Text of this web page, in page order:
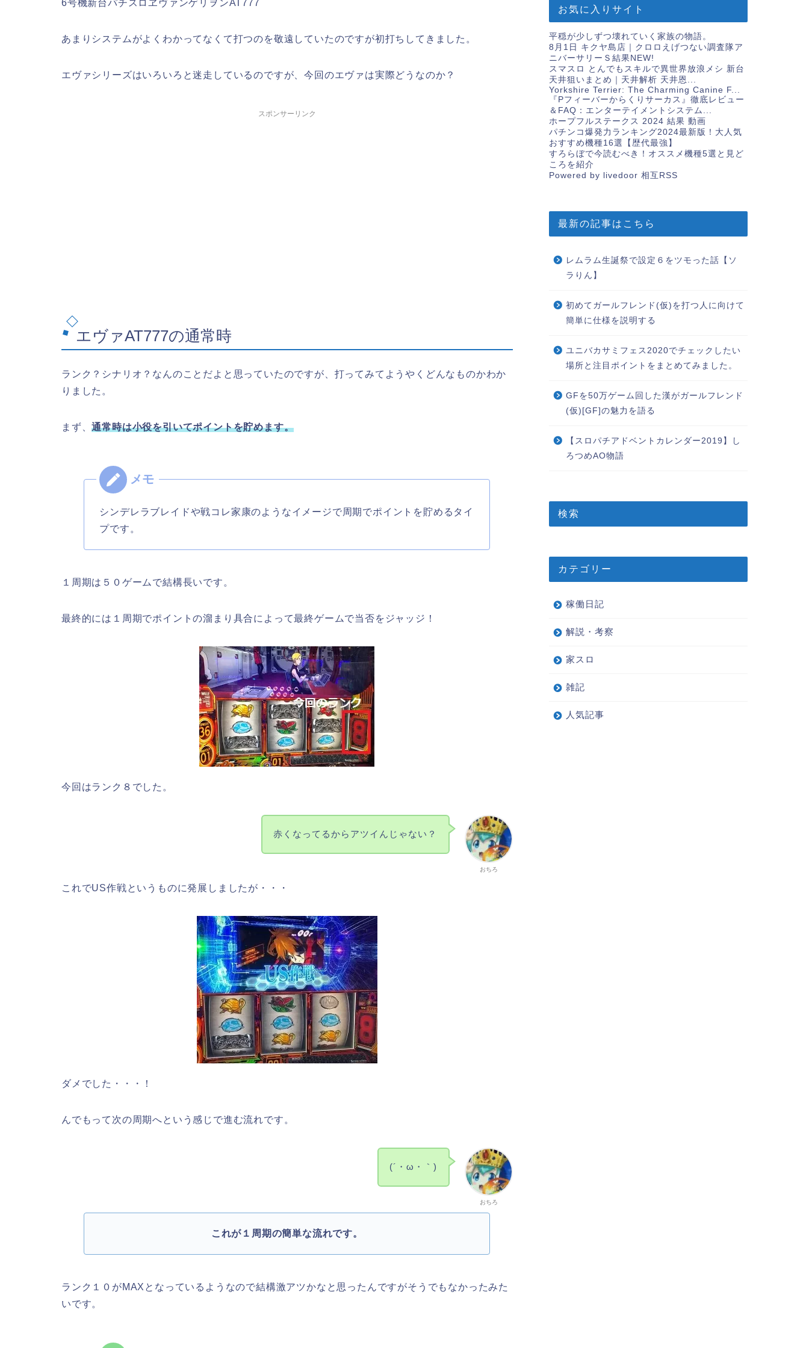
6号機新台パチスロヱヴァンゲリヲンAT777
あまりシステムがよくわかってなくて打つのを敬遠していたのですが初打ちしてきました。
エヴァシリーズはいろいろと迷走しているのですが、今回のエヴァは実際どうなのか？
スポンサーリンク
エヴァAT777の通常時
ランク？シナリオ？なんのことだよと思っていたのですが、打ってみてようやくどんなものかわか
りました。
まず、通常時は小役を引いてポイントを貯めます。
シンデレラブレイドや戦コレ家康のようなイメージで周期でポイントを貯めるタイ
プです。
１周期は５０ゲームで結構長いです。
最終的には１周期でポイントの溜まり具合によって最終ゲームで当否をジャッジ！
今回はランク８でした。
おちろ
赤くなってるからアツイんじゃない？
これでUS作戦というものに発展しましたが・・・
ダメでした・・・！
んでもって次の周期へという感じで進む流れです。
おちろ
(´・ω・｀)
これが１周期の簡単な流れです。
ランク１０がMAXとなっているようなので結構激アツかなと思ったんですがそうでもなかったみた
いです。
お気に入りサイト
平穏が少しずつ壊れていく家族の物語。
8月1日 キクヤ島店｜クロロえげつない調査隊ア
ニバーサリーＳ結果 NEW!
スマスロ とんでもスキルで異世界放浪メシ 新台
天井狙いまとめ｜天井解析 天井恩...
Yorkshire Terrier: The Charming Canine F...
『Pフィーバーからくりサーカス』徹底レビュー
＆FAQ：エンターテイメントシステム...
ホープフルステークス 2024 結果 動画
パチンコ爆発力ランキング2024最新版！大人気
おすすめ機種16選【歴代最強】
すろらぼで今読むべき！オススメ機種5選と見ど
ころを紹介
Powered by livedoor 相互RSS
最新の記事はこちら
レムラム生誕祭で設定６をツモった話【ソ
ラりん】
初めてガールフレンド(仮)を打つ人に向けて
簡単に仕様を説明する
ユニバカサミフェス2020でチェックしたい
場所と注目ポイントをまとめてみました。
GFを50万ゲーム回した漢がガールフレンド
(仮)[GF]の魅力を語る
【スロパチアドベントカレンダー2019】し
ろつめAO物語
検索
カテゴリー
稼働日記
解説・考察
家スロ
雑記
人気記事